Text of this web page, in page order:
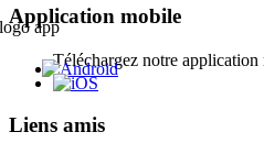
Application mobile
Téléchargez notre
Liens amis